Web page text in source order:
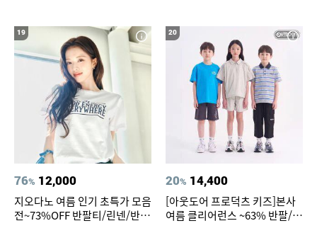
19
76% 12,000
지오다노 여름 인기 초특가 모음
전~73%OFF 반팔티/린넨/반바
20
20% 14,400
[아웃도어 프로덕츠 키즈]본사
여름 클리어런스 ~63% 반팔/반